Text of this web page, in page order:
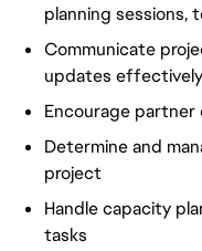
planning sessions,
Communicate
updates effectively
Encourage partner
Determine and
project
Handle capacity
tasks